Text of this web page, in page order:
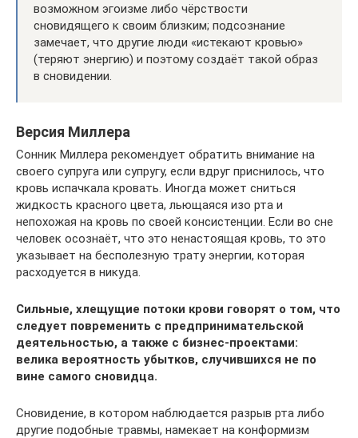
возможном эгоизме либо чёрствости
сновидящего к своим близким; подсознание
замечает, что другие люди «истекают кровью»
(теряют энергию) и поэтому создаёт такой образ
в сновидении.
Версия Миллера
Сонник Миллера рекомендует обратить внимание на
своего супруга или супругу, если вдруг приснилось, что
кровь испачкала кровать. Иногда может сниться
жидкость красного цвета, льющаяся изо рта и
непохожая на кровь по своей консистенции. Если во сне
человек осознаёт, что это ненастоящая кровь, то это
указывает на бесполезную трату энергии, которая
расходуется в никуда.
Сильные, хлещущие потоки крови говорят о том, что
следует повременить с предпринимательской
деятельностью, а также с бизнес-проектами:
велика вероятность убытков, случившихся не по
вине самого сновидца.
Сновидение, в котором наблюдается разрыв рта либо
другие подобные травмы, намекает на конформизм